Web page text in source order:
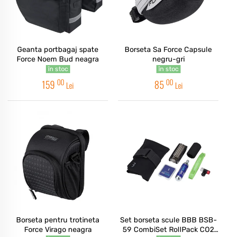
Geanta portbagaj spate
Force Noem Bud neagra
în stoc
159 00 Lei
Borseta Sa Force Capsule
negru-gri
în stoc
85 00 Lei
Borseta pentru trotineta
Force Virago neagra
Set borseta scule BBB BSB-
59 CombiSet RollPack CO2